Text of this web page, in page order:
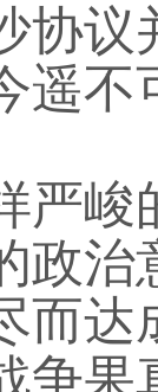
协议
遥不
严峻
政治
而达
争果